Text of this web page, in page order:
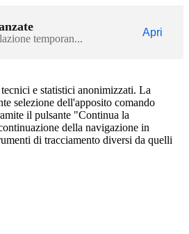
temporan...
Apri
e statistici anonimizzati. La
selezione dell'apposito comando
il pulsante "Continua la
della navigazione in
di tracciamento diversi da quelli